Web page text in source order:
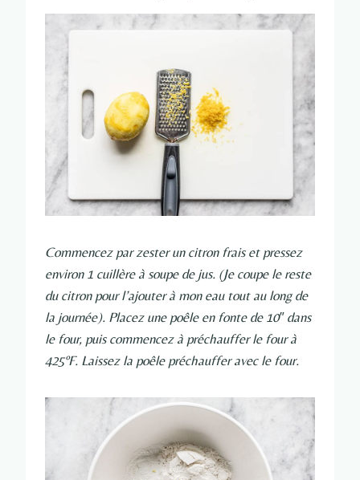
Commencez par zester un citron frais et pressez
environ 1 cuillère à soupe de jus. (Je coupe le reste
du citron pour l’ajouter à mon eau tout au long de
la journée). Placez une poêle en fonte de 10″ dans
le four, puis commencez à préchauffer le four à
425ºF. Laissez la poêle préchauffer avec le four.